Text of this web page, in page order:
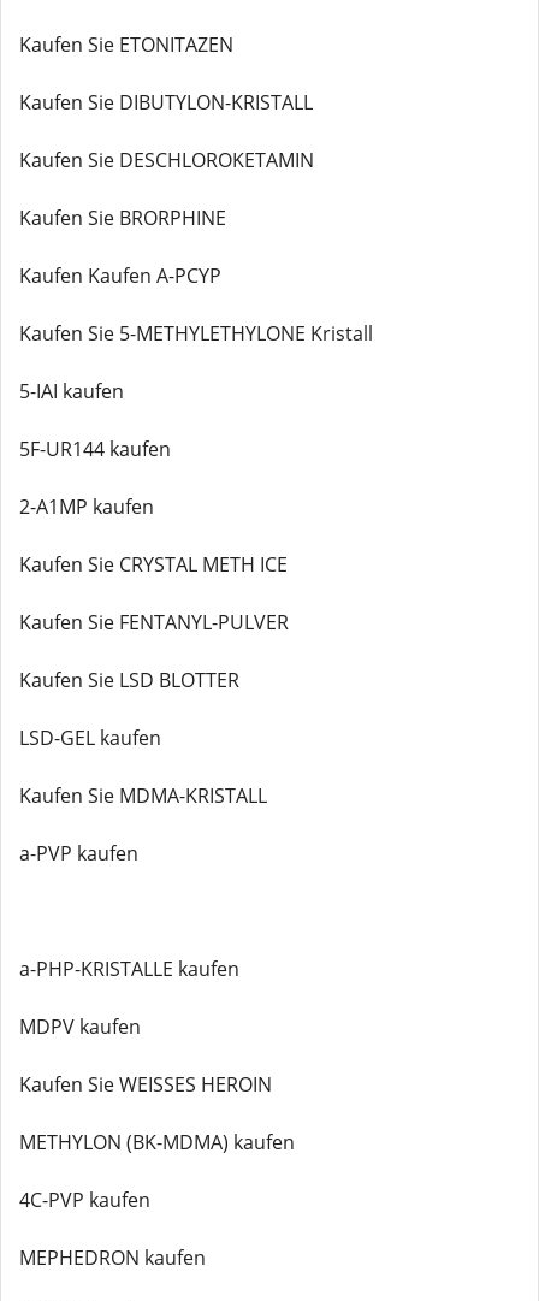
Kaufen Sie ETONITAZEN
Kaufen Sie DIBUTYLON-KRISTALL
Kaufen Sie DESCHLOROKETAMIN
Kaufen Sie BRORPHINE
Kaufen Kaufen A-PCYP
Kaufen Sie 5-METHYLETHYLONE Kristall
5-IAI kaufen
5F-UR144 kaufen
2-A1MP kaufen
Kaufen Sie CRYSTAL METH ICE
Kaufen Sie FENTANYL-PULVER
Kaufen Sie LSD BLOTTER
LSD-GEL kaufen
Kaufen Sie MDMA-KRISTALL
a-PVP kaufen
a-PHP-KRISTALLE kaufen
MDPV kaufen
Kaufen Sie WEISSES HEROIN
METHYLON (BK-MDMA) kaufen
4C-PVP kaufen
MEPHEDRON kaufen